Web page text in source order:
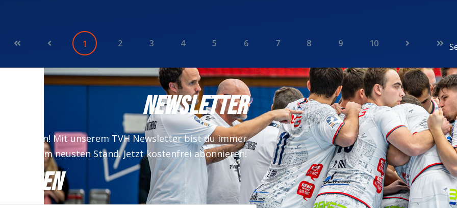
1 2 3 4 5 6 7 8 9 10
NEWSLETTER
verpassen! Mit unserem TVH Newsletter bist du immer
auf dem neusten Stand. Jetzt kostenfrei abonnieren!